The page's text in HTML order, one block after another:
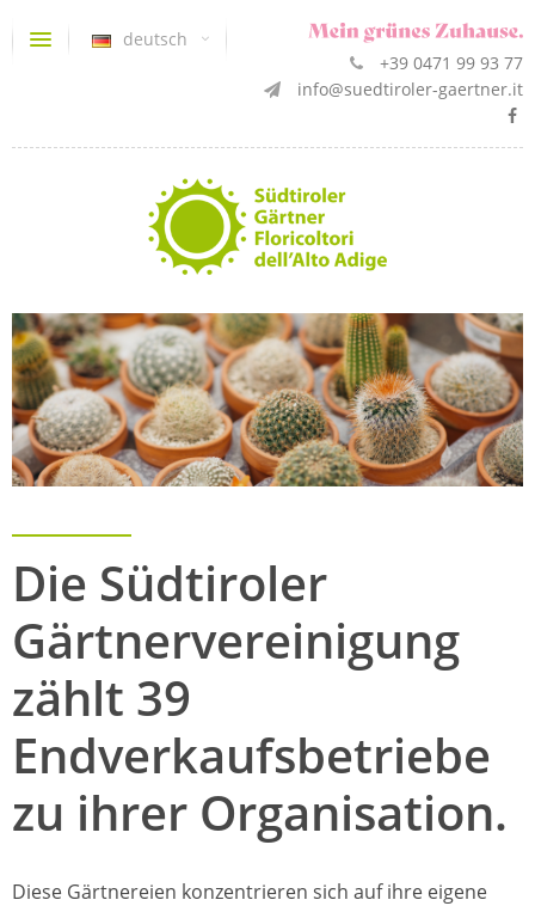
deutsch
+39 0471 99 93 77
info@suedtiroler-gaertner.it
Die Südtiroler
Gärtnervereinigung
zählt 39
Endverkaufsbetriebe
zu ihrer Organisation.
Diese Gärtnereien konzentrieren sich auf ihre eigene